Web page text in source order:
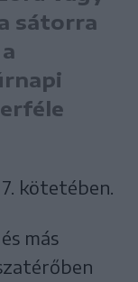
sátorra
kötetében.
és más